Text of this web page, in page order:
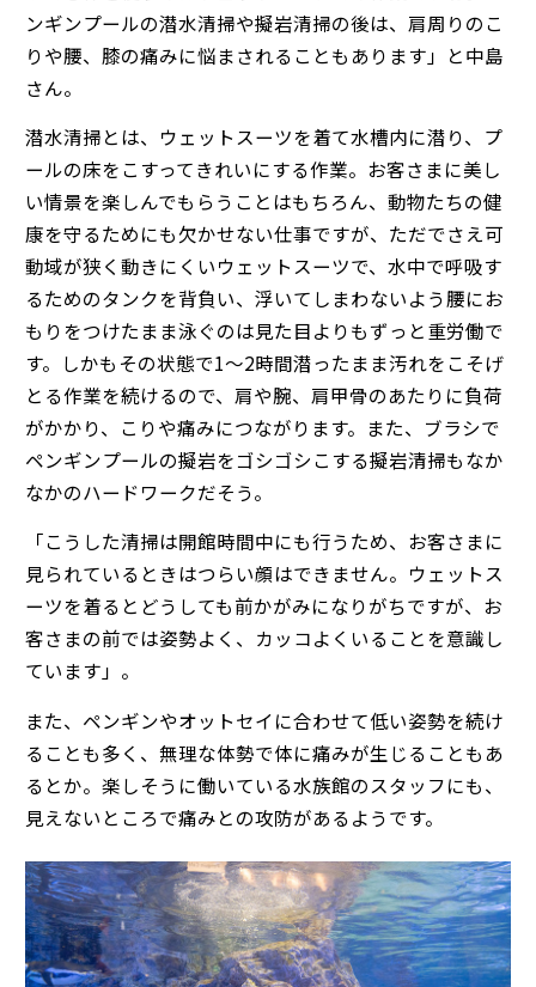
ンギンプールの潜水清掃や擬岩清掃の後は、肩周りのこ
りや腰、膝の痛みに悩まされることもあります」と中島
さん。
潜水清掃とは、ウェットスーツを着て水槽内に潜り、プ
ールの床をこすってきれいにする作業。お客さまに美し
い情景を楽しんでもらうことはもちろん、動物たちの健
康を守るためにも欠かせない仕事ですが、ただでさえ可
動域が狭く動きにくいウェットスーツで、水中で呼吸す
るためのタンクを背負い、浮いてしまわないよう腰にお
もりをつけたまま泳ぐのは見た目よりもずっと重労働で
す。しかもその状態で1〜2時間潜ったまま汚れをこそげ
とる作業を続けるので、肩や腕、肩甲骨のあたりに負荷
がかかり、こりや痛みにつながります。また、ブラシで
ペンギンプールの擬岩をゴシゴシこする擬岩清掃もなか
なかのハードワークだそう。
「こうした清掃は開館時間中にも行うため、お客さまに
見られているときはつらい顔はできません。ウェットス
ーツを着るとどうしても前かがみになりがちですが、お
客さまの前では姿勢よく、カッコよくいることを意識し
ています」。
また、ペンギンやオットセイに合わせて低い姿勢を続け
ることも多く、無理な体勢で体に痛みが生じることもあ
るとか。楽しそうに働いている水族館のスタッフにも、
見えないところで痛みとの攻防があるようです。